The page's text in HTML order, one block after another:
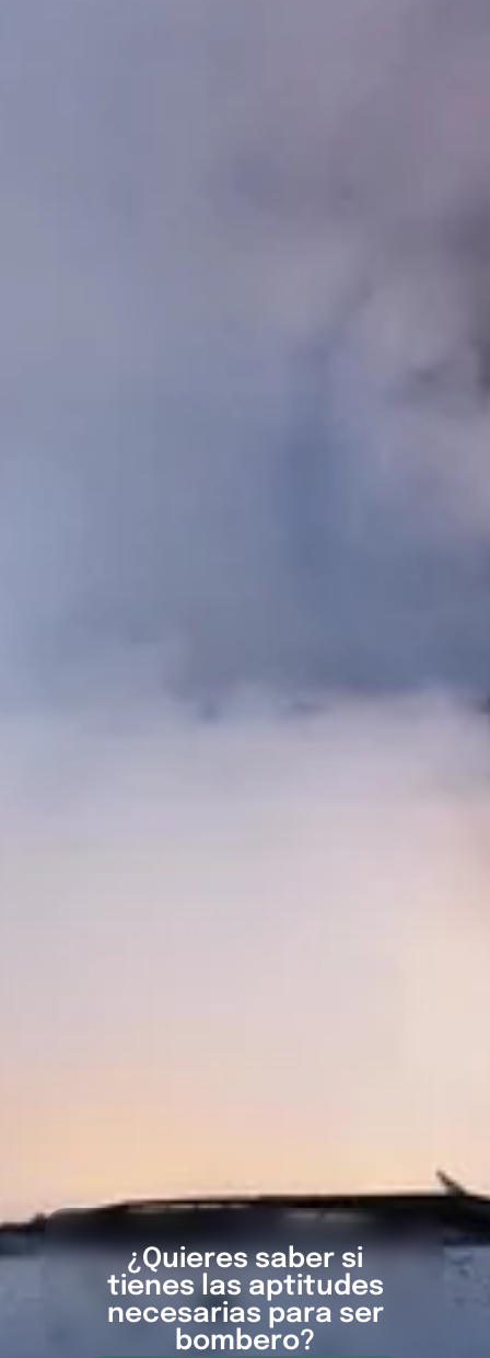
¿Quieres saber si
tienes las aptitudes
necesarias para ser
bombero?